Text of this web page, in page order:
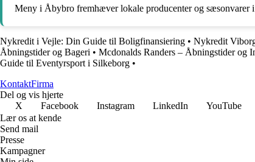
Meny i Åbybro fremhæver lokale producenter og sæsonvarer i
Nykredit i Vejle: Din Guide til Boligfinansiering • Nykredit
Åbningstider og Bageri • Mcdonalds Randers – Åbningstider og
Guide til Eventyrsport i Silkeborg •
KontaktFirma
Del og vis hjerte
X
Facebook Instagram LinkedIn YouTube
Lær os at kende
Send mail
Presse
Kampagner